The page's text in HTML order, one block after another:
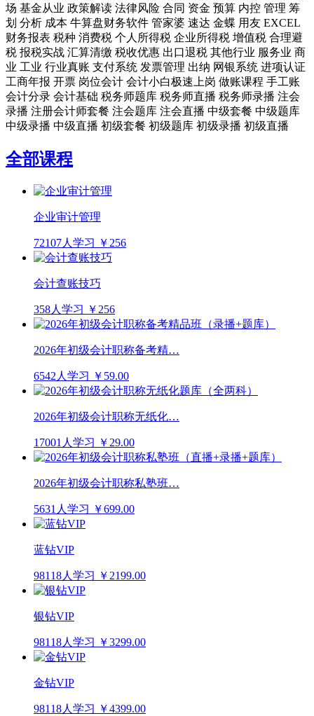
场 基金从业 政策解读 法律风险 合同 资金 预算 内控 管理 筹
划 分析 成本 牛算盘财务软件 管家婆 速达 金蝶 用友 EXCEL
财务报表 税种 消费税 个人所得税 企业所得税 增值税 合理避
税 报税实战 汇算清缴 税收优惠 出口退税 其他行业 服务业 商
业 工业 行业真账 支付系统 发票管理 出纳 网银系统 进项认证
工商年报 开票 岗位会计 会计小白极速上岗 做账课程 手工账
会计分录 会计基础 税务师题库 税务师直播 税务师录播 注会
录播 注册会计师套餐 注会题库 注会直播 中级套餐 中级题库
中级录播 中级直播 初级套餐 初级题库 初级录播 初级直播
全部课程
企业审计管理
72107人学习 ￥256
会计查账技巧
358人学习 ￥256
2026年初级会计职称备考精…
6542人学习 ￥59.00
2026年初级会计职称无纸化…
17001人学习 ￥29.00
2026年初级会计职称私塾班…
5631人学习 ￥699.00
蓝钻VIP
98118人学习 ￥2199.00
银钻VIP
98118人学习 ￥3299.00
金钻VIP
98118人学习 ￥4399.00